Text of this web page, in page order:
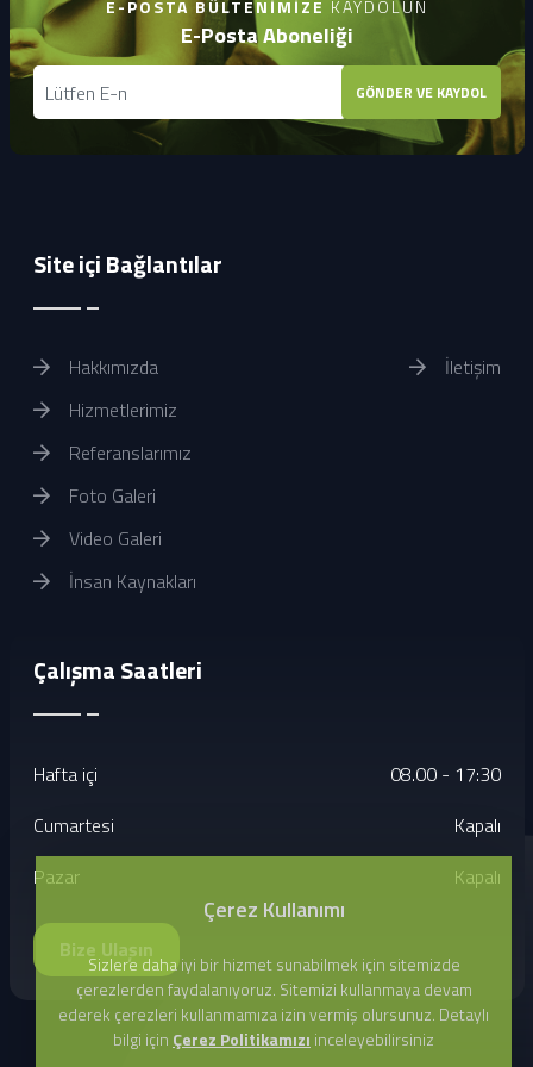
E-POSTA BÜLTENIMIZE KAYDOLUN
E-Posta Aboneliği
GÖNDER VE KAYDOL
Site içi Bağlantılar
Hakkımızda
Hizmetlerimiz
Referanslarımız
Foto Galeri
Video Galeri
İnsan Kaynakları
İletişim
Çalışma Saatleri
Hafta içi
08.00 - 17:30
Cumartesi
Kapalı
Pazar
Kapalı
Bize Ulaşın
Çerez Kullanımı
Sizlere daha iyi bir hizmet sunabilmek için sitemizde
çerezlerden faydalanıyoruz. Sitemizi kullanmaya devam
ederek çerezleri kullanmamıza izin vermiş olursunuz. Detaylı
bilgi için Çerez Politikamızı inceleyebilirsiniz